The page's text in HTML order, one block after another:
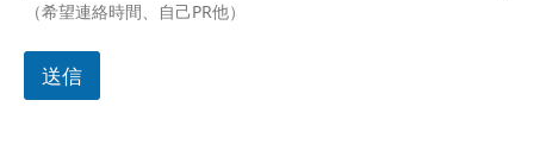
（希望連絡時間、自己PR他）
送信